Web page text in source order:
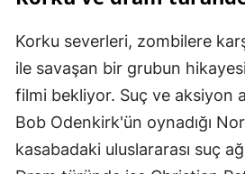
Korku severleri, zombilere
ile savaşan bir grubun
filmi bekliyor. Suç ve aksiyon
Bob Odenkirk'ün oynadığı
kasabadaki uluslararası suç